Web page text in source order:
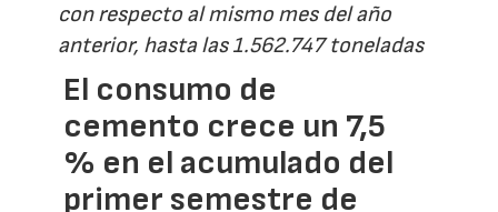
con respecto al mismo mes del año
anterior, hasta las 1.562.747 toneladas
El consumo de
cemento crece un 7,5
% en el acumulado del
primer semestre de